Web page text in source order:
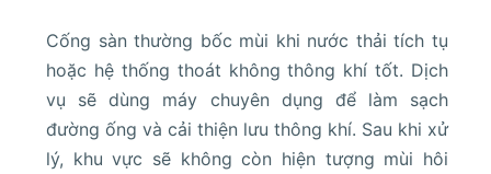
Cống sàn thường bốc mùi khi nước thải tích tụ
hoặc hệ thống thoát không thông khí tốt. Dịch
vụ sẽ dùng máy chuyên dụng để làm sạch
đường ống và cải thiện lưu thông khí. Sau khi xử
lý, khu vực sẽ không còn hiện tượng mùi hôi